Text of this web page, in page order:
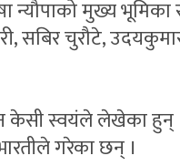
न्यौपाको मुख्य भूमिका
सबिर चुरौटे,
केसी स्वयंले लेखेका हुन्
गरेका छन् ।